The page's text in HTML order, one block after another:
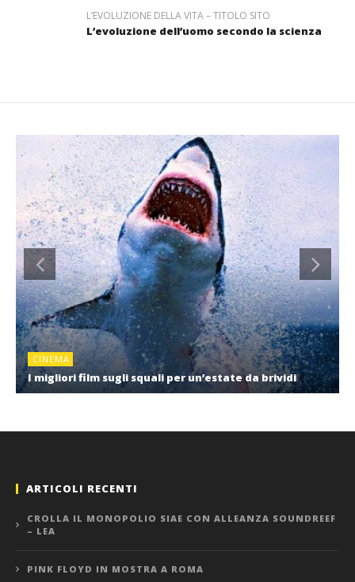
L’EVOLUZIONE DELLA VITA – TITOLO SITO
L’evoluzione dell’uomo secondo la scienza
CINEMA
I migliori film sugli squali per un’estate da brividi
ARTICOLI RECENTI
CROLLA IL MONOPOLIO SIAE CON ALLEANZA SOUNDREEF
– LEA
PINK FLOYD IN MOSTRA A ROMA